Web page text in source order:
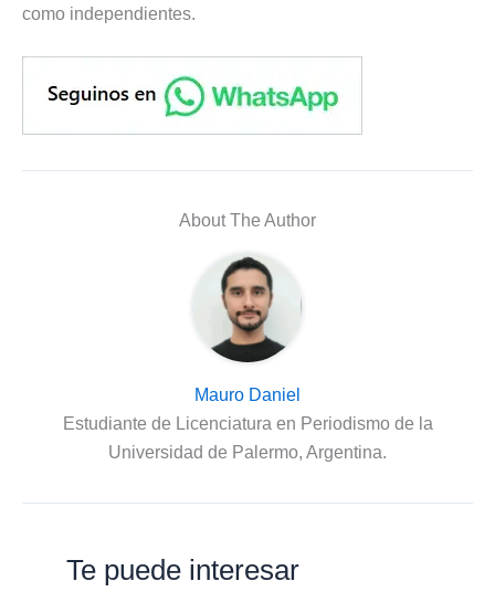
como independientes.
About The Author
Mauro Daniel
Estudiante de Licenciatura en Periodismo de la
Universidad de Palermo, Argentina.
Te puede interesar